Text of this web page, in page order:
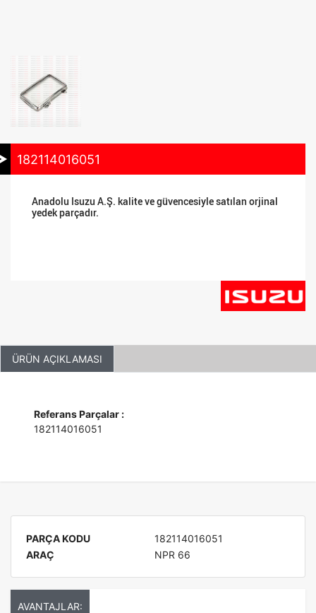
182114016051
Anadolu Isuzu A.Ş. kalite ve güvencesiyle satılan orjinal
yedek parçadır.
ÜRÜN AÇIKLAMASI
Referans Parçalar :
182114016051
PARÇA KODU
182114016051
ARAÇ
NPR 66
AVANTAJLAR: